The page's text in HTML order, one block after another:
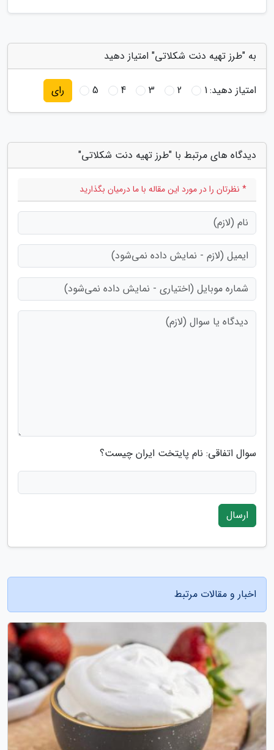
به "طرز تهیه دنت شکلاتی" امتیاز دهید
امتیاز دهید:1
2
3
4
5 رای
دیدگاه های مرتبط با "طرز تهیه دنت شکلاتی"
* نظرتان را در مورد این مقاله با ما درمیان بگذارید
سوال اتفاقی: نام پایتخت ایران چیست؟
ارسال
اخبار و مقالات مرتبط